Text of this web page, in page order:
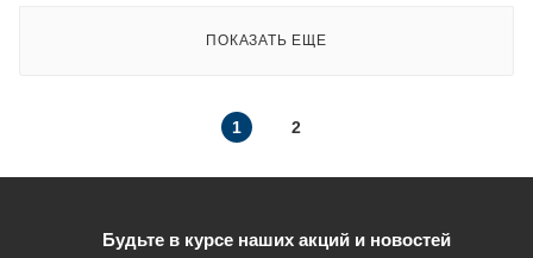
ПОКАЗАТЬ ЕЩЕ
1 2
Будьте в курсе наших акций и новостей